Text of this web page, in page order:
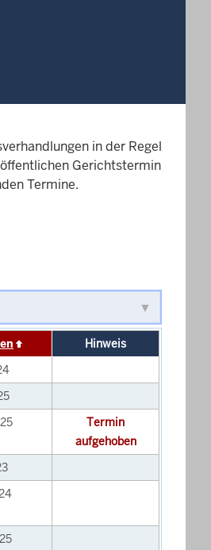
in der Regel
Gerichtstermin
Termine.
Hinweis
Termin
aufgehoben